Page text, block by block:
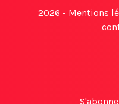
2026 - Mentions